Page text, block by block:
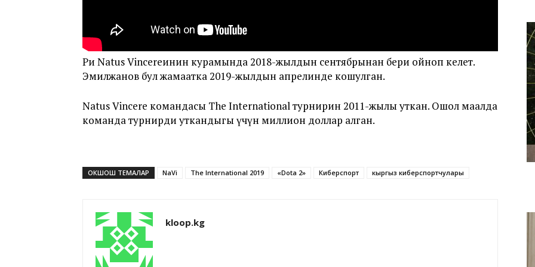
Ри Natus Vincereинин курамында 2018-жылдын сентябрынан бери ойноп келет.
Эмилжанов бул жамаатка 2019-жылдын апрелинде кошулган.
Natus Vincere командасы The International турнирин 2011-жылы уткан. Ошол маалда
команда турнирди уткандыгы үчүн миллион доллар алган.
ОКШОШ ТЕМАЛАР NaVi The International 2019 «Dota 2» Киберспорт кыргыз киберспортчулары
kloop.kg